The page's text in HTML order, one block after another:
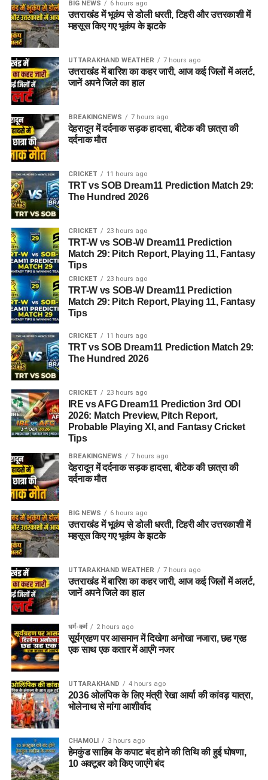
BIG NEWS 6 hours ago
उत्तराखंड में भूकंप से डोली धरती, टिहरी और उत्तरकाशी में
महसूस किए गए भूकंप के झटके
UTTARAKHAND WEATHER 7 hours ago
उत्तराखंड में बारिश का कहर जारी, आज कई जिलों में अलर्ट,
जानें अपने जिले का हाल
BREAKINGNEWS 7 hours ago
देहरादून में दर्दनाक सड़क हादसा, बीटेक की छात्रा की
दर्दनाक मौत
CRICKET 11 hours ago
TRT vs SOB Dream11 Prediction Match 29:
The Hundred 2026
CRICKET 23 hours ago
TRT-W vs SOB-W Dream11 Prediction
Match 29: Pitch Report, Playing 11, Fantasy
Tips
CRICKET 23 hours ago
TRT-W vs SOB-W Dream11 Prediction
Match 29: Pitch Report, Playing 11, Fantasy
Tips
CRICKET 11 hours ago
TRT vs SOB Dream11 Prediction Match 29:
The Hundred 2026
CRICKET 23 hours ago
IRE vs AFG Dream11 Prediction 3rd ODI
2026: Match Preview, Pitch Report,
Probable Playing XI, and Fantasy Cricket
Tips
BREAKINGNEWS 7 hours ago
देहरादून में दर्दनाक सड़क हादसा, बीटेक की छात्रा की
दर्दनाक मौत
BIG NEWS 6 hours ago
उत्तराखंड में भूकंप से डोली धरती, टिहरी और उत्तरकाशी में
महसूस किए गए भूकंप के झटके
UTTARAKHAND WEATHER 7 hours ago
उत्तराखंड में बारिश का कहर जारी, आज कई जिलों में अलर्ट,
जानें अपने जिले का हाल
धर्म-कर्म 2 hours ago
सूर्यग्रहण पर आसमान में दिखेगा अनोखा नजारा, छह ग्रह
एक साथ एक कतार में आएंगे नजर
UTTARAKHAND 4 hours ago
2036 ओलंपिक के लिए मंत्री रेखा आर्या की कांवड़ यात्रा,
भोलेनाथ से मांगा आशीर्वाद
CHAMOLI 3 hours ago
हेमकुंड साहिब के कपाट बंद होने की तिथि की हुई घोषणा,
10 अक्टूबर को किए जाएंंगे बंद